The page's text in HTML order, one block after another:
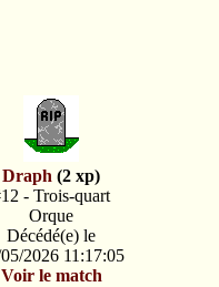
Draph (2 xp)
- Trois-quart
Orque
Décédé(e) le
2026 11:17:05
Voir le match